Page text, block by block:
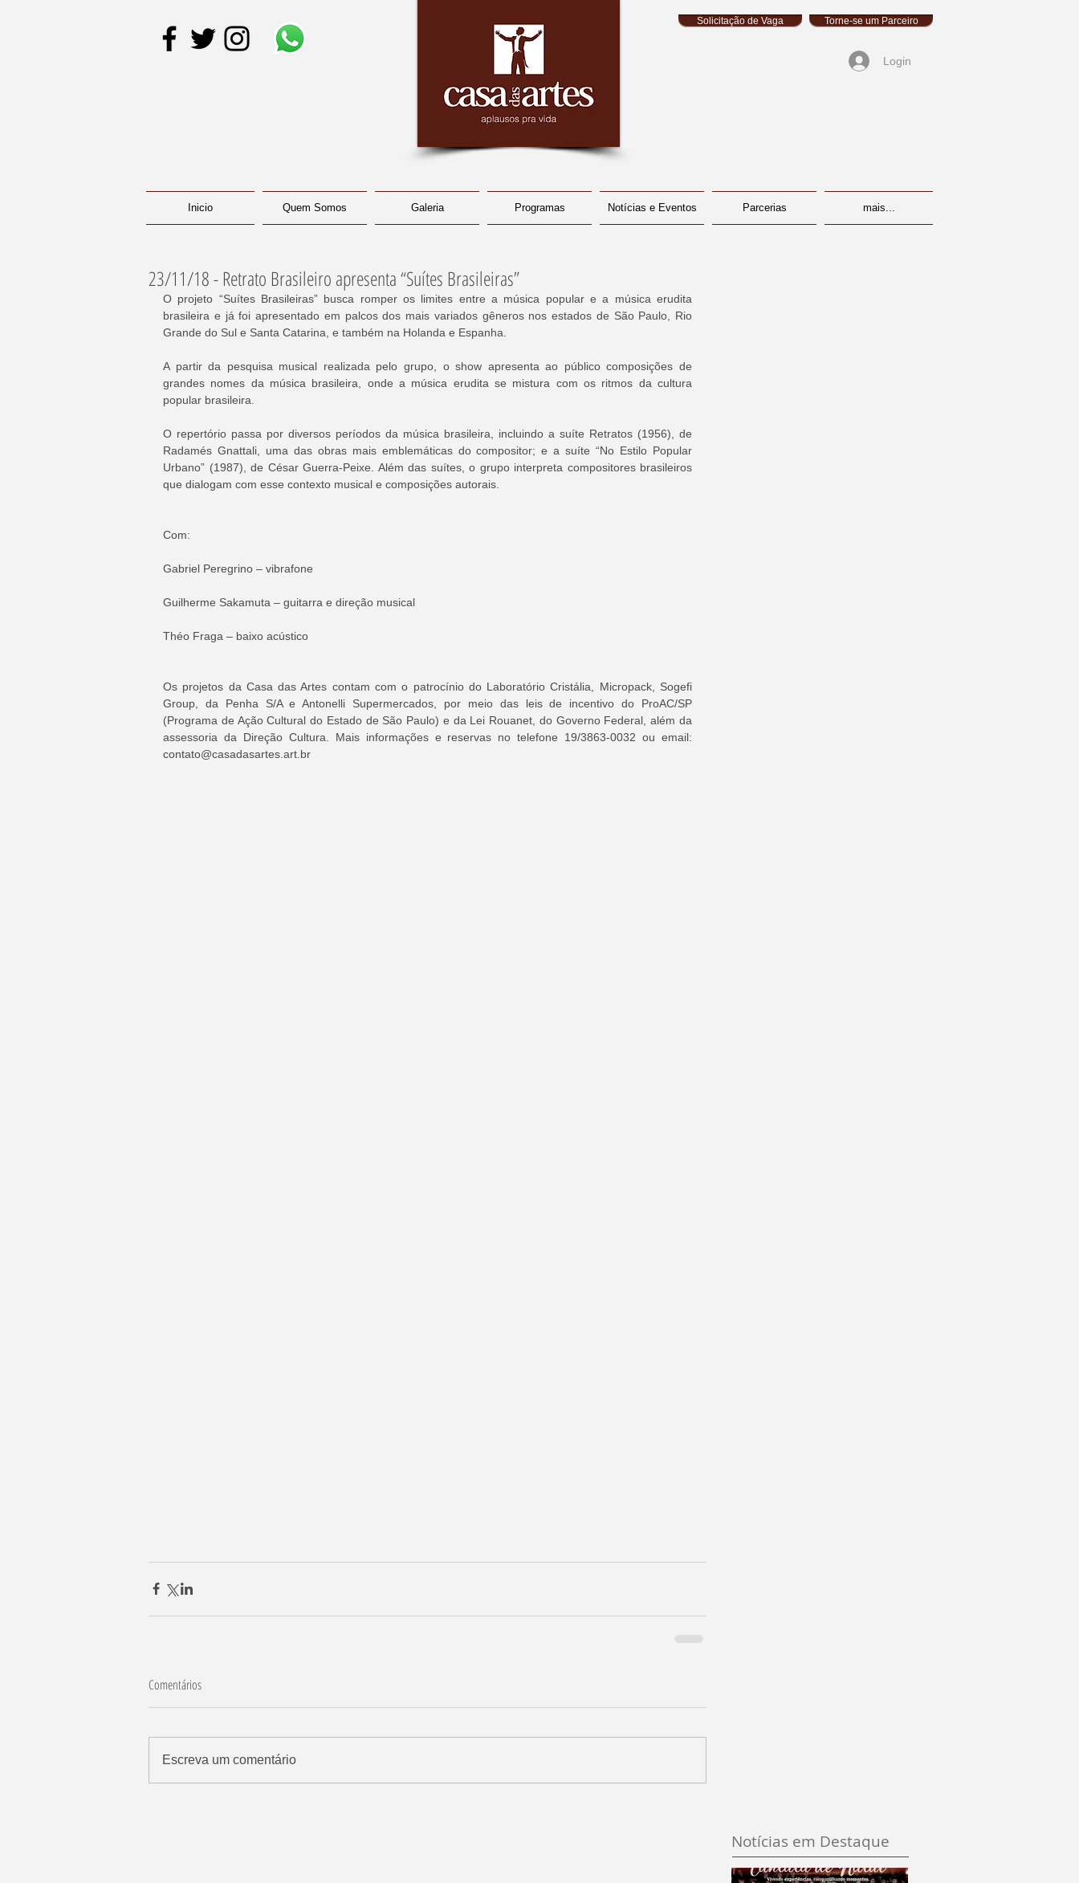
Torne-se um Parceiro
Solicitação de Vaga
Login
Inicio Quem Somos Galeria Programas Notícias e Eventos Parcerias mais...
23/11/18 - Retrato Brasileiro apresenta “Suítes Brasileiras”
O projeto “Suítes Brasileiras” busca romper os limites entre a música popular e a música erudita
brasileira e já foi apresentado em palcos dos mais variados gêneros nos estados de São Paulo, Rio
Grande do Sul e Santa Catarina, e também na Holanda e Espanha.
A partir da pesquisa musical realizada pelo grupo, o show apresenta ao público composições de
grandes nomes da música brasileira, onde a música erudita se mistura com os ritmos da cultura
popular brasileira.
O repertório passa por diversos períodos da música brasileira, incluindo a suíte Retratos (1956), de
Radamés Gnattali, uma das obras mais emblemáticas do compositor; e a suíte “No Estilo Popular
Urbano” (1987), de César Guerra-Peixe. Além das suítes, o grupo interpreta compositores brasileiros
que dialogam com esse contexto musical e composições autorais.
Com:
Gabriel Peregrino – vibrafone
Guilherme Sakamuta – guitarra e direção musical
Théo Fraga – baixo acústico
Os projetos da Casa das Artes contam com o patrocínio do Laboratório Cristália, Micropack, Sogefi
Group, da Penha S/A e Antonelli Supermercados, por meio das leis de incentivo do ProAC/SP
(Programa de Ação Cultural do Estado de São Paulo) e da Lei Rouanet, do Governo Federal, além da
assessoria da Direção Cultura. Mais informações e reservas no telefone 19/3863-0032 ou email:
contato@casadasartes.art.br
Comentários
Escreva um comentário
Notícias em Destaque